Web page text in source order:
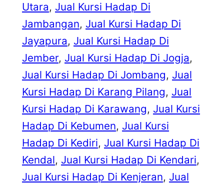
Utara, Jual Kursi Hadap Di
Jambangan, Jual Kursi Hadap Di
Jayapura, Jual Kursi Hadap Di
Jember, Jual Kursi Hadap Di Jogja
Jual Kursi Hadap Di Jombang, Jual
Kursi Hadap Di Karang Pilang, Jual
Kursi Hadap Di Karawang, Jual Kursi
Hadap Di Kebumen, Jual Kursi
Hadap Di Kediri, Jual Kursi Hadap Di
Kendal, Jual Kursi Hadap Di Kendari
Jual Kursi Hadap Di Kenjeran, Jual